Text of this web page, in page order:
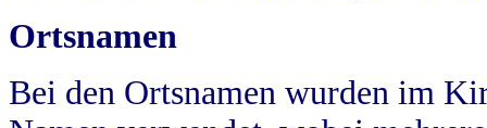
Ortsnamen
Bei den Ortsnamen wurden im